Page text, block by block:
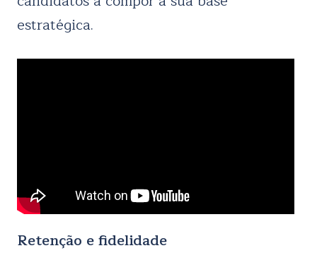
estratégica.
Retenção e fidelidade